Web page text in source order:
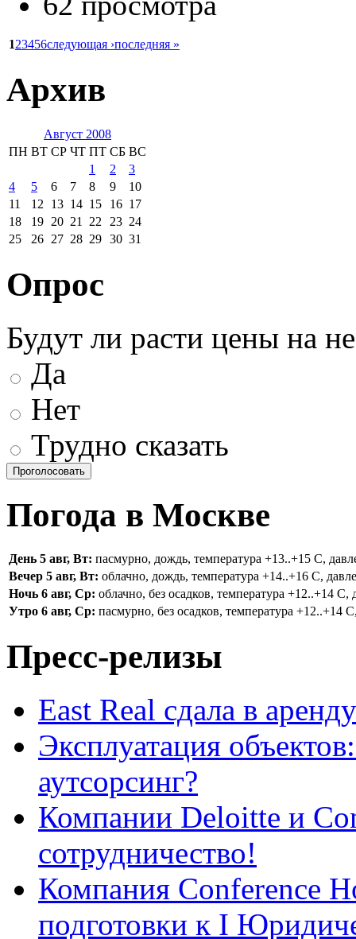
123456следующая ›последняя »
Архив
Август 2008
ПН ВТ СР ЧТ ПТ СБ ВС
1
2
3
4
5 6 7 8 9
10
11
12 13 14 15 16 17
18
19 20 21 22 23 24
25
26 27 28 29 30 31
Опрос
Будут ли расти цены на
Да
Нет
Трудно сказать
Погода в Москве
День 5 авг, Вт: пасмурно, дождь, температура +13..+15 С,
Вечер 5 авг, Вт: облачно, дождь, температура +14..+16 С,
Ночь 6 авг, Ср: облачно, без осадков, температура +12..+14
Утро 6 авг, Ср: пасмурно, без осадков, температура +12..+14
Пресс-релизы
East Real сдала в
Эксплуатация
аутсорсинг?
Компании Deloitte и
сотрудничество!
Компания Conference
подготовки к І